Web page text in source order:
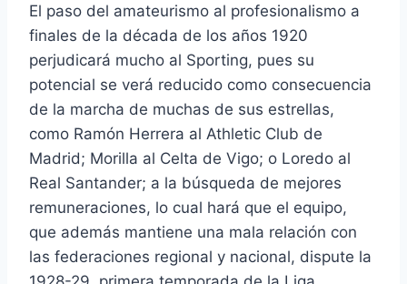
El paso del amateurismo al profesionalismo a
finales de la década de los años 1920
perjudicará mucho al Sporting, pues su
potencial se verá reducido como consecuencia
de la marcha de muchas de sus estrellas,
como Ramón Herrera al Athletic Club de
Madrid; Morilla al Celta de Vigo; o Loredo al
Real Santander; a la búsqueda de mejores
remuneraciones, lo cual hará que el equipo,
que además mantiene una mala relación con
las federaciones regional y nacional, dispute la